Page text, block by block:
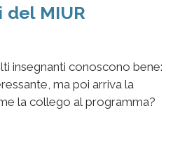
MIUR
insegnanti conoscono bene:
ma poi arriva la
la collego al programma?